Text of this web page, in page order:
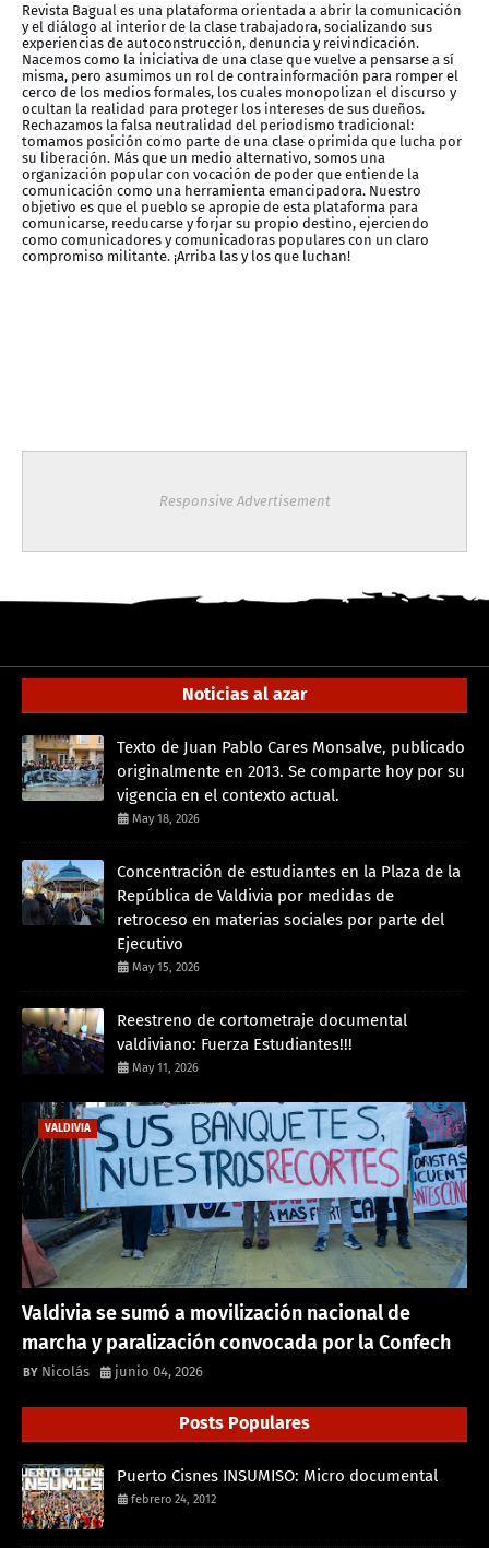
Revista Bagual es una plataforma orientada a abrir la comunicación
y el diálogo al interior de la clase trabajadora, socializando sus
experiencias de autoconstrucción, denuncia y reivindicación.
Nacemos como la iniciativa de una clase que vuelve a pensarse a sí
misma, pero asumimos un rol de contrainformación para romper el
cerco de los medios formales, los cuales monopolizan el discurso y
ocultan la realidad para proteger los intereses de sus dueños.
Rechazamos la falsa neutralidad del periodismo tradicional:
tomamos posición como parte de una clase oprimida que lucha por
su liberación. Más que un medio alternativo, somos una
organización popular con vocación de poder que entiende la
comunicación como una herramienta emancipadora. Nuestro
objetivo es que el pueblo se apropie de esta plataforma para
comunicarse, reeducarse y forjar su propio destino, ejerciendo
como comunicadores y comunicadoras populares con un claro
compromiso militante. ¡Arriba las y los que luchan!
Responsive Advertisement
Noticias al azar
Texto de Juan Pablo Cares Monsalve, publicado
originalmente en 2013. Se comparte hoy por su
vigencia en el contexto actual.
May 18, 2026
Concentración de estudiantes en la Plaza de la
República de Valdivia por medidas de
retroceso en materias sociales por parte del
Ejecutivo
May 15, 2026
Reestreno de cortometraje documental
valdiviano: Fuerza Estudiantes!!!
May 11, 2026
VALDIVIA
Valdivia se sumó a movilización nacional de
marcha y paralización convocada por la Confech
Nicolás junio 04, 2026
Posts Populares
Puerto Cisnes INSUMISO: Micro documental
febrero 24, 2012